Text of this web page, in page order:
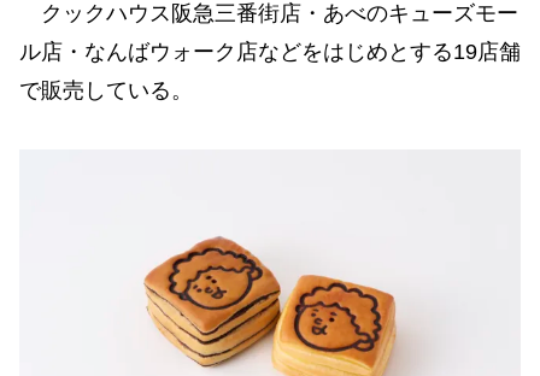
クックハウス阪急三番街店・あべのキューズモー
ル店・なんばウォーク店などをはじめとする19店舗
で販売している。